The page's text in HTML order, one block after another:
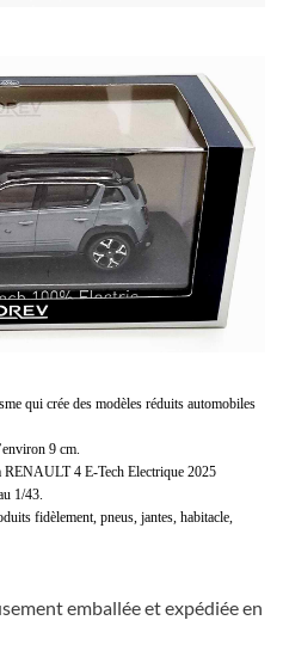
qui crée des modèles réduits automobiles
9 cm.
RENAULT 4 E-Tech Electrique 2025
1/43.
fidèlement, pneus, jantes, habitacle,
emballée et expédiée en